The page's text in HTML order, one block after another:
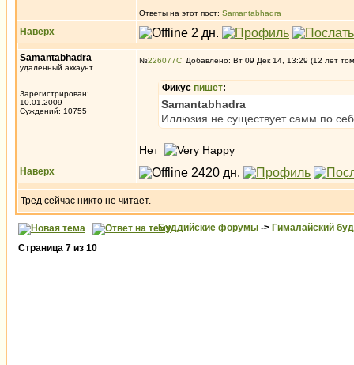
Ответы на этот пост: Samantabhadra
Наверх
Samantabhadra
удаленный аккаунт
Зарегистрирован:
10.01.2009
Суждений: 10755
№226077 Добавлено: Вт 09 Дек 14, 13:29 (12 лет
Фикус пишет:
Samantabhadra
Иллюзия не существует самм по
Нет
Наверх
Тред сейчас никто не читает.
Буддийские форумы -> Гималайский
Страница 7 из 10